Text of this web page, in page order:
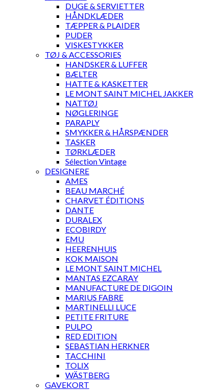
DUGE & SERVIETTER
HÅNDKLÆDER
TÆPPER & PLAIDER
PUDER
VISKESTYKKER
TØJ & ACCESSORIES
HANDSKER & LUFFER
BÆLTER
HATTE & KASKETTER
LE MONT SAINT MICHEL JAKKER
NATTØJ
NØGLERINGE
PARAPLY
SMYKKER & HÅRSPÆNDER
TASKER
TØRKLÆDER
Sélection Vintage
DESIGNERE
AMES
BEAU MARCHÉ
CHARVET ÉDITIONS
DANTE
DURALEX
ECOBIRDY
EMU
HEERENHUIS
KOK MAISON
LE MONT SAINT MICHEL
MANTAS EZCARAY
MANUFACTURE DE DIGOIN
MARIUS FABRE
MARTINELLI LUCE
PETITE FRITURE
PULPO
RED EDITION
SEBASTIAN HERKNER
TACCHINI
TOLIX
WÄSTBERG
GAVEKORT